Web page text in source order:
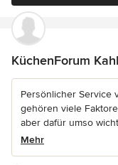
KüchenForum
Persönlicher Service
gehören viele
aber dafür umso
Mehr